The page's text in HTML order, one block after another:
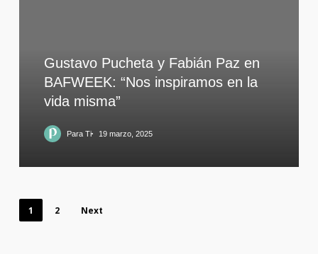
Gustavo Pucheta y Fabián Paz en
BAFWEEK: “Nos inspiramos en la
vida misma”
Para Ti 19 marzo, 2025
1 2 Next